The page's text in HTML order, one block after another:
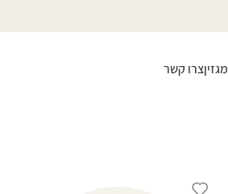
מגזיןצרו קשר